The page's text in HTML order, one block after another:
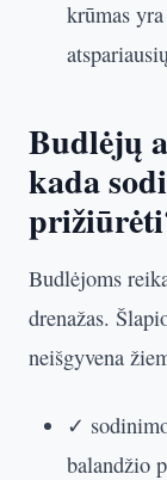
krūmas
Budlėjų
kada
Budlėjoms
drenažas.
neišgyvena
✓
balandžio